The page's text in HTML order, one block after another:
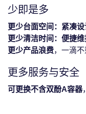
少即是多
更少台面空间：紧凑设
更少清洁时间：便捷维
更少产品浪费，一滴不
更多服务与安全
可更换不含双酚A容器